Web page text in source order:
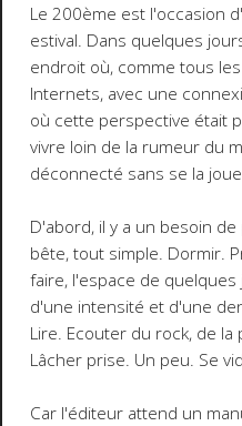
Le 200ème est l'occasion
estival. Dans quelques
endroit où, comme tous
Internets, avec une
où cette perspective était
vivre loin de la rumeur du
déconnecté sans se la
D'abord, il y a un besoin
bête, tout simple. Dormir.
faire, l'espace de
d'une intensité et d'une
Lire. Ecouter du rock, de la
Lâcher prise. Un peu. Se
Car l'éditeur attend un